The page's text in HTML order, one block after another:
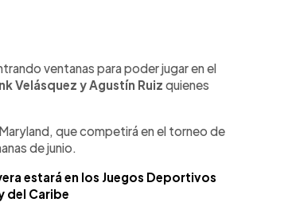
ventanas para poder jugar en el
Velásquez y Agustín Ruiz quienes
que competirá en el torneo de
de junio.
estará en los Juegos Deportivos
del Caribe